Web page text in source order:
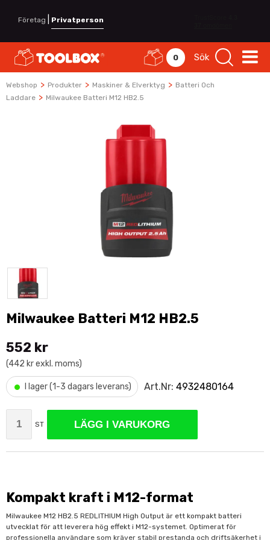
Företag Privatperson
0 Sök
Webshop > Produkter > Maskiner & Elverktyg > Batteri Och
Laddare > Milwaukee Batteri M12 HB2.5
Milwaukee Batteri M12 HB2.5
552 kr
(442 kr exkl. moms)
• I lager (1-3 dagars leverans) Art.Nr: 4932480164
ST LÄGG I VARUKORG
Kompakt kraft i M12-format
Milwaukee M12 HB2.5 REDLITHIUM High Output är ett kompakt batteri
utvecklat för att leverera hög effekt i M12-systemet. Optimerat för
professionella användare som kräver stabil prestanda och driftsäkerhet i